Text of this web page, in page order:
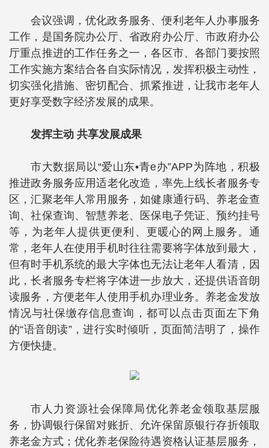
会议强调，优化政务服务、便利老年人办事服务
工作，是国务院办公厅、省政府办公厅、市政府办公
厅重点推进的工作任务之一，各区市、各部门要按照
工作实施方案结合各自实际情况，发挥积极主动性，
切实强化措施、密切配合、抓紧推进，让我市老年人
更好享受数字经济发展的成果。
发挥主动 共享发展成果
市大数据局以“爱山东•青e办”APP为阵地，积极
推进政务服务应用适老化改造，率先上线长者服务专
区，汇聚老年人常用服务，如健康通行码、养老金查
询、社保查询、智慧养老、医保电子凭证、预约挂号
等，为老年人提供更便利、更暖心的网上服务。通
常，老年人在使用手机时往往需要将字体放到最大，
但有时手机系统的最大字体也无法让老年人看清，因
此，长者服务专栏将字体进一步放大，还提供语音朗
读服务，方便老年人使用手机办理业务。养老金发放
情况与社保缴存信息查询，都可以点击页面左下角
的“语音朗读”，进行实时倾听，页面简洁明了，操作
方便快捷。
市人力资源社会保障局优化养老金领取基层服
务，协调银行保留对账折、允许保留原银行存折领取
养老金方式；优化养老保险待遇资格认证基层服务，